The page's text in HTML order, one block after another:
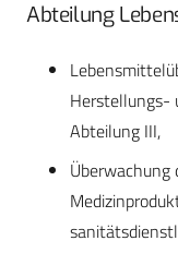
Abteilung
Herstellungs-
Abteilung III,